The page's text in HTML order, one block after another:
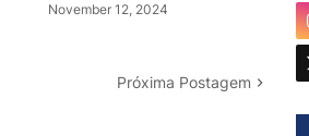
November 12, 2024
Próxima Postagem